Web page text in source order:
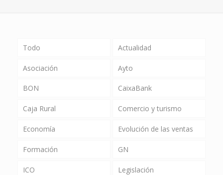
Todo Actualidad
Asociación Ayto
BON CaixaBank
Caja Rural Comercio y turismo
Economía Evolución de las ventas
Formación GN
ICO Legislación